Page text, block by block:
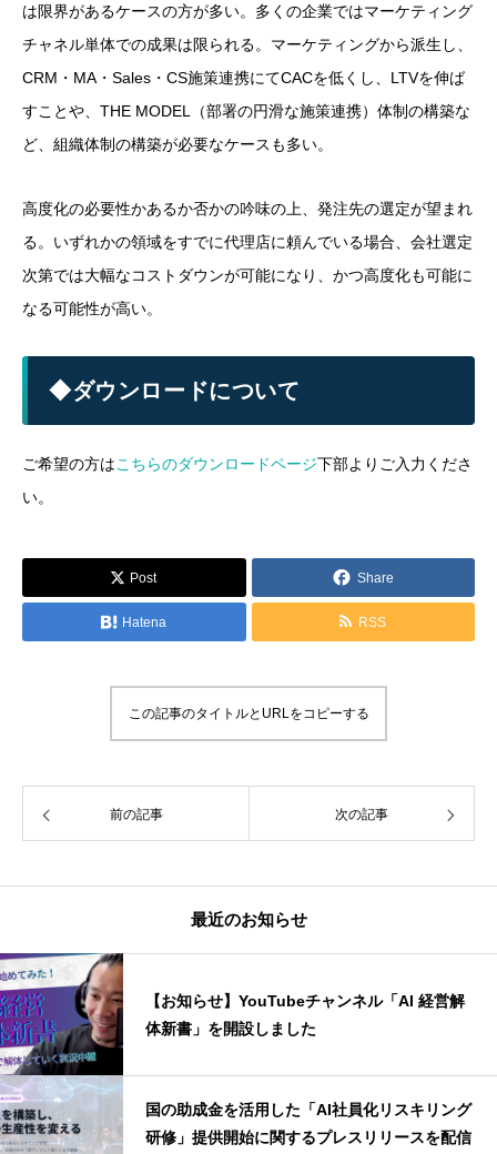
は限界があるケースの方が多い。多くの企業ではマーケティング
チャネル単体での成果は限られる。マーケティングから派生し、
CRM・MA・Sales・CS施策連携にてCACを低くし、LTVを伸ば
すことや、THE MODEL（部署の円滑な施策連携）体制の構築な
ど、組織体制の構築が必要なケースも多い。
高度化の必要性かあるか否かの吟味の上、発注先の選定が望まれ
る。いずれかの領域をすでに代理店に頼んでいる場合、会社選定
次第では大幅なコストダウンが可能になり、かつ高度化も可能に
なる可能性が高い。
◆ダウンロードについて
ご希望の方はこちらのダウンロードページ下部よりご入力くださ
い。
Post Share
Hatena RSS
この記事のタイトルとURLをコピーする
前の記事 次の記事
最近のお知らせ
【お知らせ】YouTubeチャンネル「AI 経営解
体新書」を開設しました
国の助成金を活用した「AI社員化リスキリング
研修」提供開始に関するプレスリリースを配信